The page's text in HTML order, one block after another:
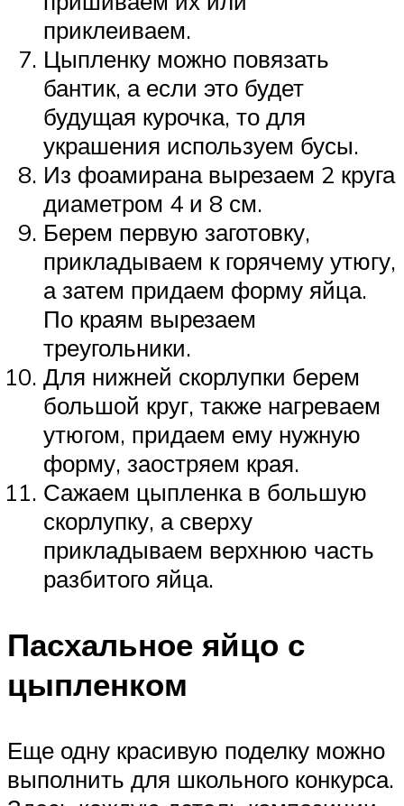
приклеиваем.
Цыпленку можно повязать
бантик, а если это будет
будущая курочка, то для
украшения используем бусы.
Из фоамирана вырезаем 2 круга
диаметром 4 и 8 см.
Берем первую заготовку,
прикладываем к горячему утюгу,
а затем придаем форму яйца.
По краям вырезаем
треугольники.
Для нижней скорлупки берем
большой круг, также нагреваем
утюгом, придаем ему нужную
форму, заостряем края.
Сажаем цыпленка в большую
скорлупку, а сверху
прикладываем верхнюю часть
разбитого яйца.
Пасхальное яйцо с
цыпленком
Еще одну красивую поделку можно
выполнить для школьного конкурса.